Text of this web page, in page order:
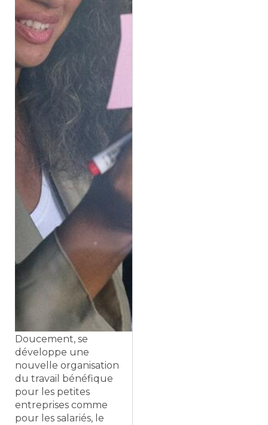
Doucement, se
développe une
nouvelle organisation
du travail bénéfique
pour les petites
entreprises comme
pour les salariés, le